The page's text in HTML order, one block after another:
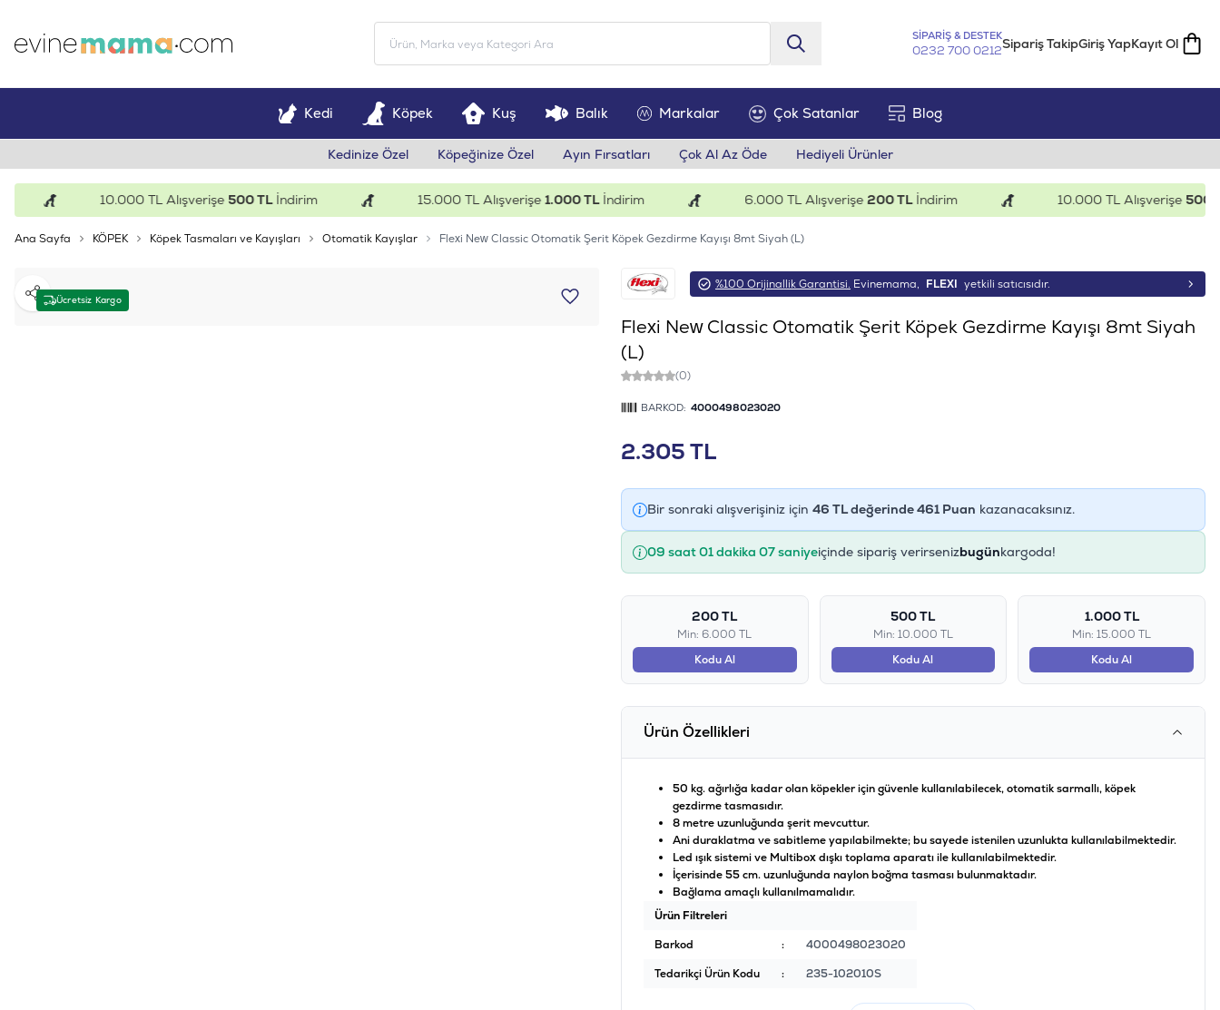
SİPARİŞ & DESTEK
0232 700 0212Sipariş TakipGiriş YapKayıt Ol
Kedi Köpek Kuş Balık Markalar Çok Satanlar Blog
Kedinize Özel Köpeğinize Özel Ayın Fırsatları Çok Al Az Öde Hediyeli Ürünler
10.000 TL Alışverişe500 TLİndirim 15.000 TL Alışverişe1.000 TLİndirim 6.000 TL Alışverişe200 TLİndirim 10.000 TL Alışverişe500 TL
Ana Sayfa KÖPEK Köpek Tasmaları ve Kayışları Otomatik Kayışlar Flexi New Classic Otomatik Şerit Köpek Gezdirme Kayışı 8mt Siyah (L)
Ücretsiz Kargo
Paylaş
%100 Orijinallik Garantisi. Evinemama, FLEXI yetkili satıcısıdır.
Flexi New Classic Otomatik Şerit Köpek Gezdirme Kayışı 8mt Siyah
(L)
(0)
BARKOD: 4000498023020
2.305TL
Bir sonraki alışverişiniz için 46 TL değerinde461Puan kazanacaksınız.
09 saat 01 dakika 07 saniyeiçinde sipariş verirsenizbugünkargoda!
200 TL
Min: 6.000 TL
Kodu Al
500 TL
Min: 10.000 TL
Kodu Al
1.000 TL
Min: 15.000 TL
Kodu Al
Ürün Özellikleri
50 kg. ağırlığa kadar olan köpekler için güvenle kullanılabilecek, otomatik sarmallı, köpek
gezdirme tasmasıdır.
8 metre uzunluğunda şerit mevcuttur.
Ani duraklatma ve sabitleme yapılabilmekte; bu sayede istenilen uzunlukta kullanılabilmektedir.
Led ışık sistemi ve Multibox dışkı toplama aparatı ile kullanılabilmektedir.
İçerisinde 55 cm. uzunluğunda naylon boğma tasması bulunmaktadır.
Bağlama amaçlı kullanılmamalıdır.
Ürün Filtreleri
Barkod
:
4000498023020
Tedarikçi Ürün Kodu
: 235-102010S